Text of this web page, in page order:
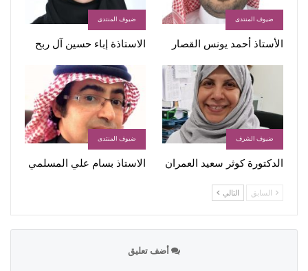
ضيوف المنتدى
الأستاذ أحمد يونس القصار
ضيوف المنتدى
الاستاذة إباء حسين آل ربح
ضيوف الشرف
الدكتورة كوثر سعيد العمران
ضيوف المنتدى
الاستاذ بسام علي المسلمي
السابق التالي
أضف تعليق